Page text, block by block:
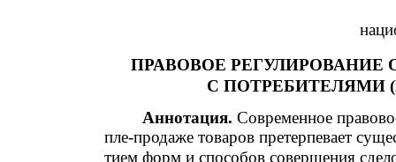
ПРАВОВОЕ
С ПОТРЕБИТЕЛЯМИ
Аннотация. Современное
пле-продаже товаров претерпевает
тием форм и способов совершения